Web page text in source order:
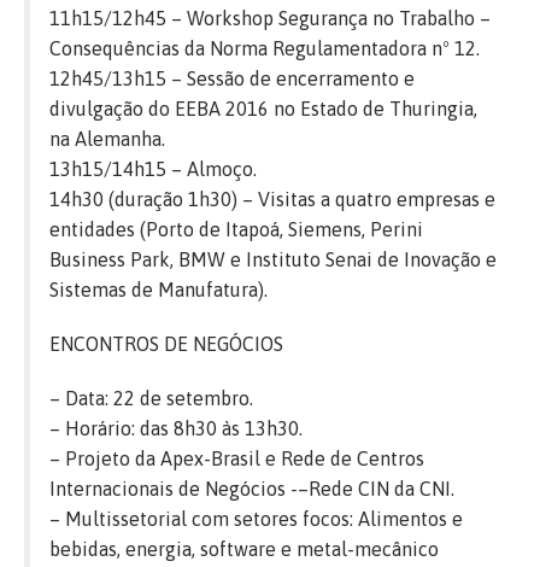
11h15/12h45 – Workshop Segurança no Trabalho –
Consequências da Norma Regulamentadora nº 12.
12h45/13h15 – Sessão de encerramento e
divulgação do EEBA 2016 no Estado de Thuringia,
na Alemanha.
13h15/14h15 – Almoço.
14h30 (duração 1h30) – Visitas a quatro empresas e
entidades (Porto de Itapoá, Siemens, Perini
Business Park, BMW e Instituto Senai de Inovação e
Sistemas de Manufatura).
ENCONTROS DE NEGÓCIOS
– Data: 22 de setembro.
– Horário: das 8h30 às 13h30.
– Projeto da Apex-Brasil e Rede de Centros
Internacionais de Negócios -–Rede CIN da CNI.
– Multissetorial com setores focos: Alimentos e
bebidas, energia, software e metal-mecânico